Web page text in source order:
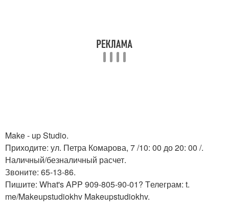
Make - up Studio.
Приходите: ул. Петра Комарова, 7 /10: 00 до 20: 00 /.
Наличный/безналичный расчет.
Звоните: 65-13-86.
Пишите: What's APP 909-805-90-01? Tелеграм: t.
me/Makeupstudiokhv Makeupstudiokhv.